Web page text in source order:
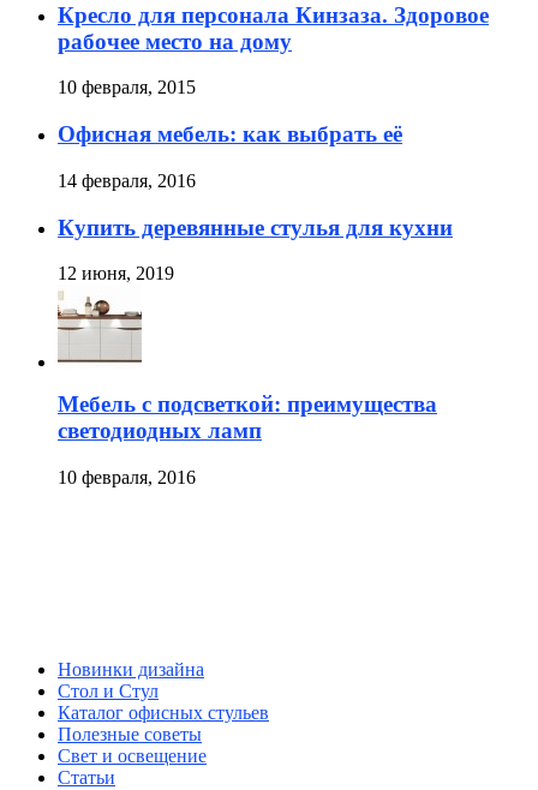
Кресло для персонала Кинзаза. Здоровое
рабочее место на дому
10 февраля, 2015
Офисная мебель: как выбрать её
14 февраля, 2016
Купить деревянные стулья для кухни
12 июня, 2019
Мебель с подсветкой: преимущества
светодиодных ламп
10 февраля, 2016
Новинки дизайна
Стол и Стул
Каталог офисных стульев
Полезные советы
Свет и освещение
Статьи